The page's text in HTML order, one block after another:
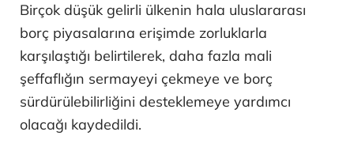
Birçok düşük gelirli ülkenin hala uluslararası
borç piyasalarına erişimde zorluklarla
karşılaştığı belirtilerek, daha fazla mali
şeffaflığın sermayeyi çekmeye ve borç
sürdürülebilirliğini desteklemeye yardımcı
olacağı kaydedildi.